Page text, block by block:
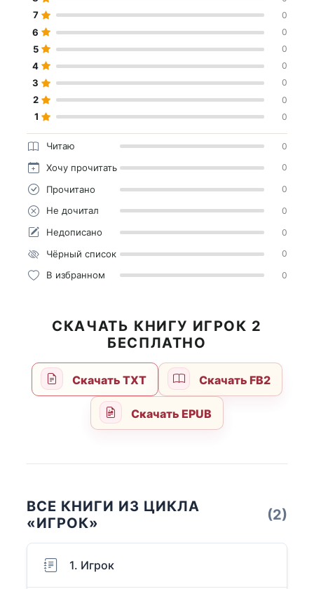
7 0
6 0
5 0
4 0
3 0
2 0
1 0
Читаю 0
Хочу прочитать 0
Прочитано 0
Не дочитал 0
Недописано 0
Чёрный список 0
В избранном 0
СКАЧАТЬ КНИГУ ИГРОК 2
БЕСПЛАТНО
Скачать TXT Скачать FB2
Скачать EPUB
ВСЕ КНИГИ ИЗ ЦИКЛА
«ИГРОК»
(2)
1. Игрок